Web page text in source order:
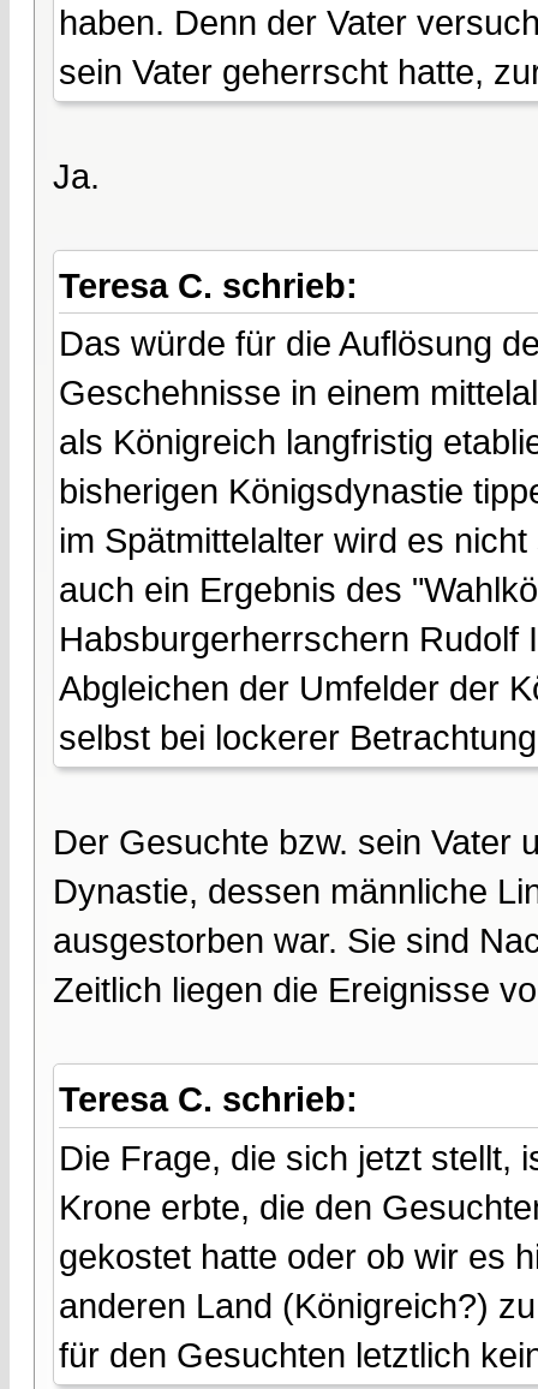
haben. Denn der Vater
sein Vater geherrscht hatte,
Ja.
Teresa C. schrieb:
Das würde für die Auflösung
Geschehnisse in einem
als Königreich langfristig
bisherigen Königsdynastie
im Spätmittelalter wird es
auch ein Ergebnis des
Habsburgerherrschern Rudolf
Abgleichen der Umfelder der
selbst bei lockerer
Der Gesuchte bzw. sein Vater
Dynastie, dessen männliche
ausgestorben war. Sie sind
Zeitlich liegen die Ereignisse
Teresa C. schrieb:
Die Frage, die sich jetzt stellt,
Krone erbte, die den
gekostet hatte oder ob wir es
anderen Land (Königreich?)
für den Gesuchten letztlich